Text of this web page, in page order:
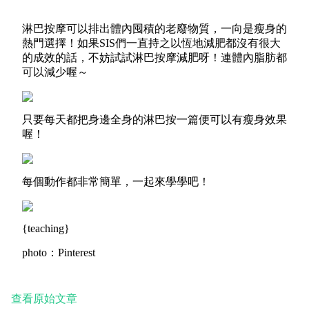
淋巴按摩可以排出體內囤積的老廢物質，一向是瘦身的
熱門選擇！如果SIS們一直持之以恆地減肥都沒有很大
的成效的話，不妨試試淋巴按摩減肥呀！連體內脂肪都
可以減少喔～
只要每天都把身邊全身的淋巴按一篇便可以有瘦身效果
喔！
每個動作都非常簡單，一起來學學吧！
{teaching}
photo：Pinterest
查看原始文章